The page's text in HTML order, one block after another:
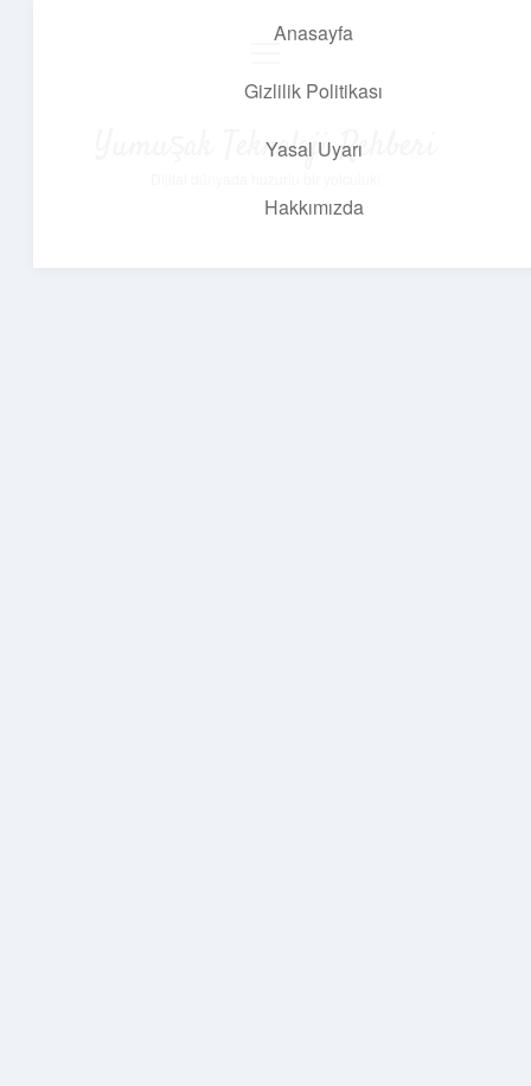
Anasayfa
Gizlilik Politikası
Yasal Uyarı
Hakkımızda
Yumuşak Teknoloji Rehberi